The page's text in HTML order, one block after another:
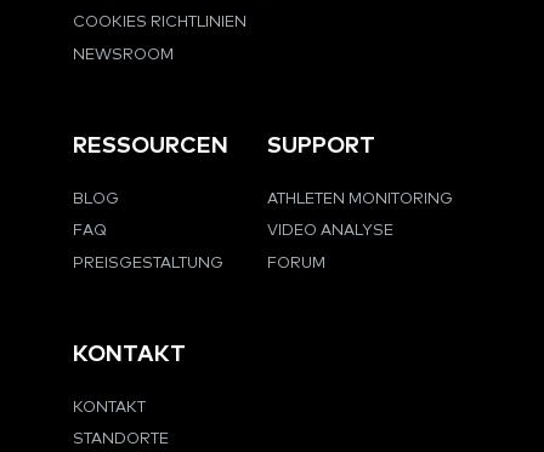
COOKIES RICHTLINIEN
NEWSROOM
RESSOURCEN
BLOG
FAQ
PREISGESTALTUNG
SUPPORT
ATHLETEN MONITORING
VIDEO ANALYSE
FORUM
KONTAKT
KONTAKT
STANDORTE